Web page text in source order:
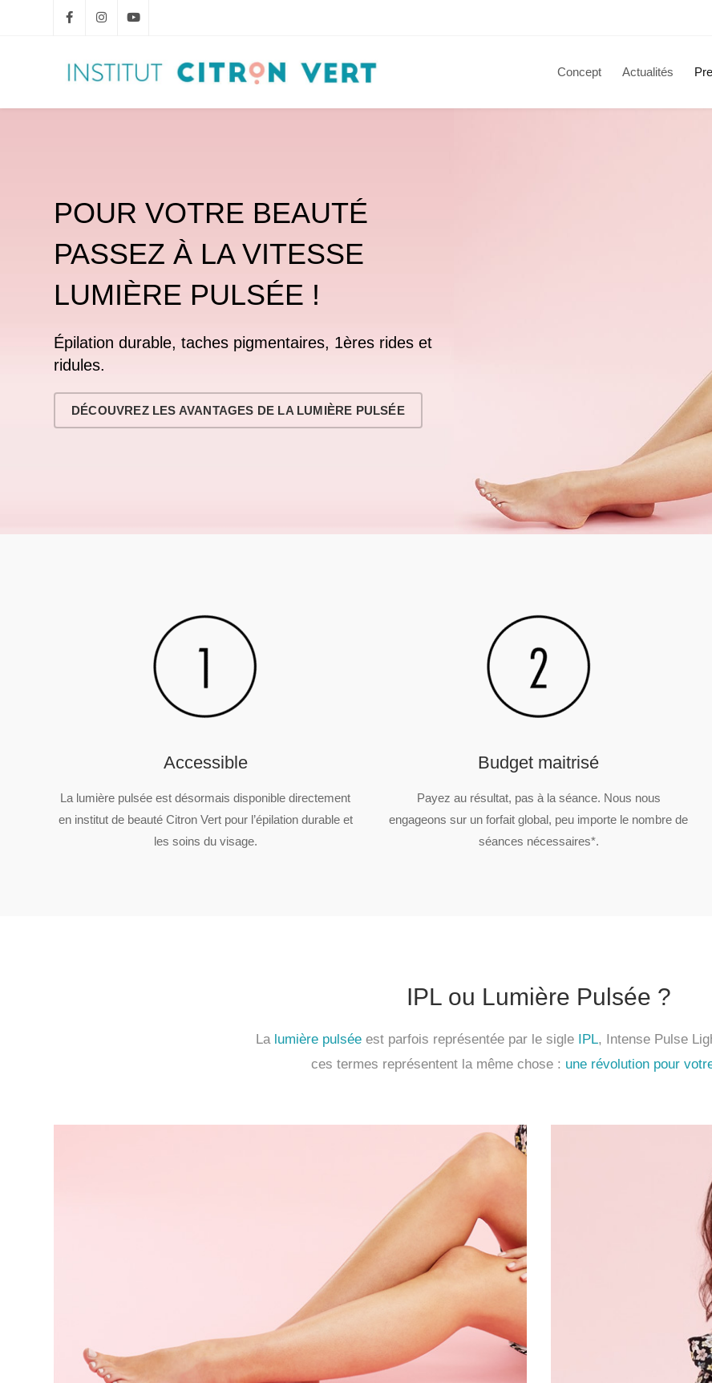
Concept Actualités
POUR VOTRE BEAUTÉ
PASSEZ À LA VITESSE
LUMIÈRE PULSÉE !
Épilation durable, taches pigmentaires, 1ères rides et
ridules.
DÉCOUVREZ LES AVANTAGES DE LA LUMIÈRE PULSÉE
Accessible
La lumière pulsée est désormais disponible directement
en institut de beauté Citron Vert pour l’épilation durable et
les soins du visage.
Budget maitrisé
Payez au résultat, pas à la séance. Nous nous
engageons sur un forfait global, peu importe le nombre de
séances nécessaires*.
IPL ou Lumière Pulsée ?
La lumière pulsée est parfois représentée par le sigle IPL, Intense Pulse
ces termes représentent la même chose : une révolution pour